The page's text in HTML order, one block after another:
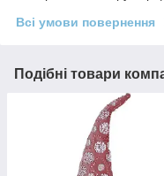
Всі умови повернення
Подібні товари